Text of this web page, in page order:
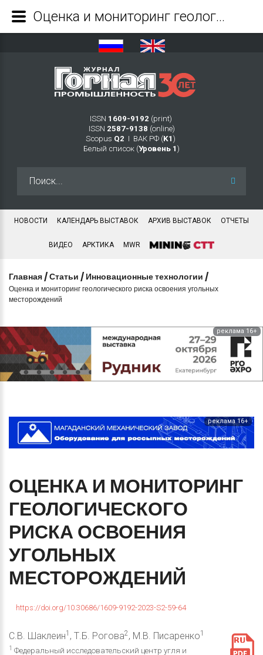
ISSN 1609-9192 (print)
ISSN 2587-9138 (online)
Scopus Q2 Ι ВАК РФ (K1 )
Белый список (Уровень 1 )
НОВОСТИ КАЛЕНДАРЬ ВЫСТАВОК АРХИВ ВЫСТАВОК ОТЧЕТЫ
ВИДЕО АРКТИКА MWR
Главная /Статьи / Инновационные технологии /
Оценка и мониторинг геологического риска освоения угольных
месторождений
реклама 16+
реклама 16+
ОЦЕНКА И МОНИТОРИНГ
ГЕОЛОГИЧЕСКОГО
РИСКА ОСВОЕНИЯ
УГОЛЬНЫХ
МЕСТОРОЖДЕНИЙ
https://doi.org/10.30686/1609-9192-2023-S2-59-64
С.В. Шаклеин1 , Т.Б. Рогова2, М.В. Писаренко1
1
Федеральный исследовательский центр угля и
Оценка и мониторинг геологического риска освоения угольных месторождений - Журнал Горная промышленность